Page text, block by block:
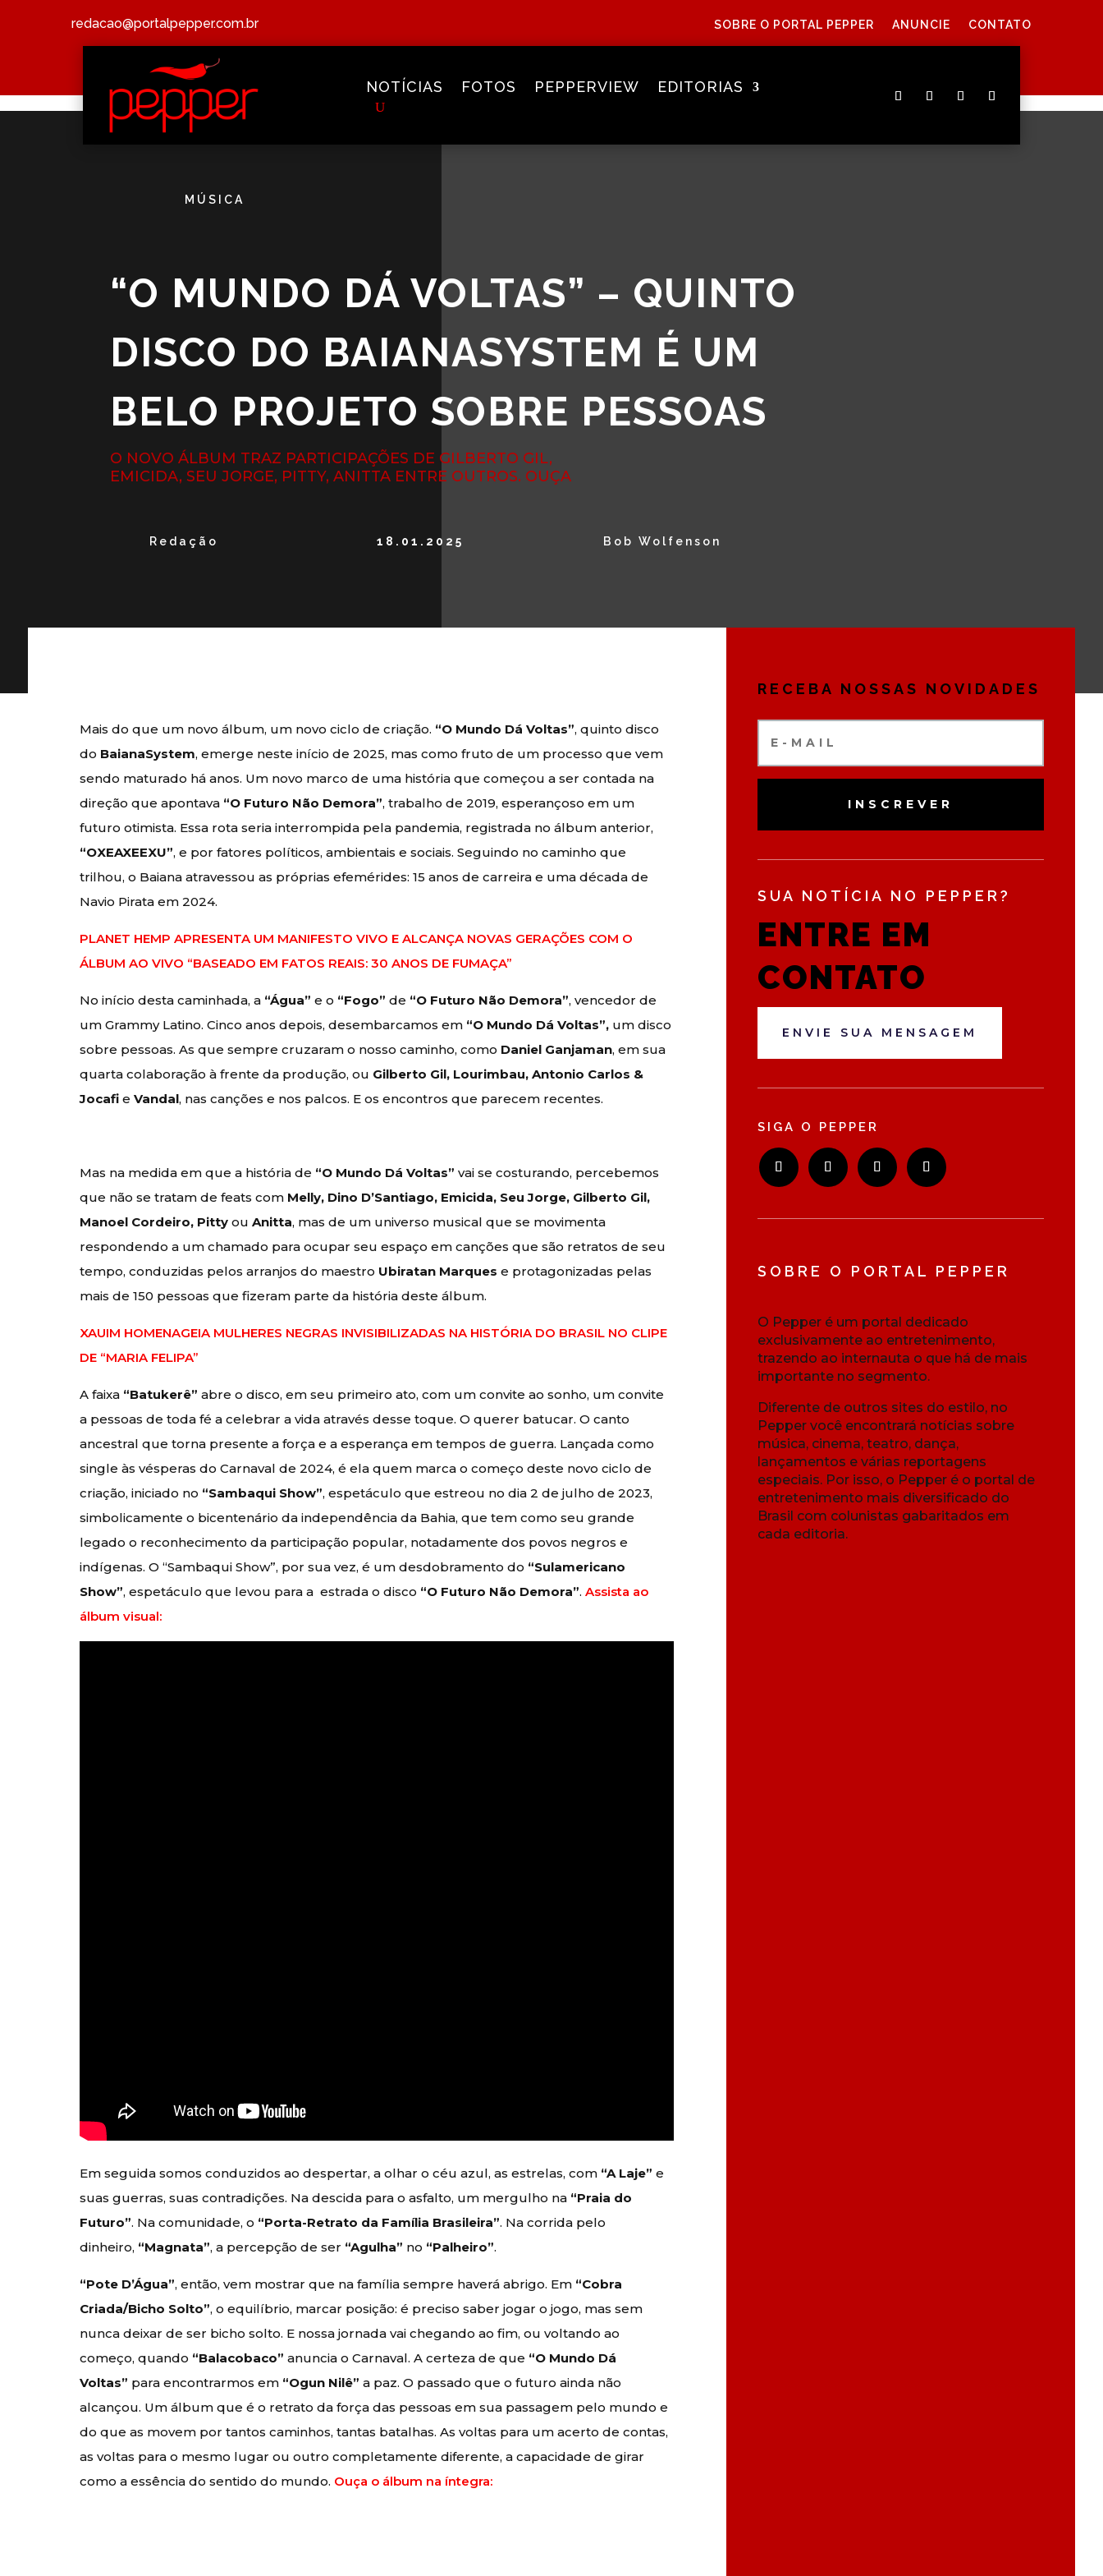
redacao@portalpepper.com.br SOBRE O PORTAL PEPPER ANUNCIE CONTATO
NOTÍCIAS FOTOS PEPPERVIEW EDITORIAS
MÚSICA
“O MUNDO DÁ VOLTAS” – QUINTO
DISCO DO BAIANASYSTEM É UM
BELO PROJETO SOBRE PESSOAS
O NOVO ÁLBUM TRAZ PARTICIPAÇÕES DE GILBERTO GIL,
EMICIDA, SEU JORGE, PITTY, ANITTA ENTRE OUTROS. OUÇA
Redação 18.01.2025 Bob Wolfenson
Mais do que um novo álbum, um novo ciclo de criação. “O Mundo Dá Voltas”, quinto disco
do BaianaSystem, emerge neste início de 2025, mas como fruto de um processo que vem
sendo maturado há anos. Um novo marco de uma história que começou a ser contada na
direção que apontava “O Futuro Não Demora”, trabalho de 2019, esperançoso em um
futuro otimista. Essa rota seria interrompida pela pandemia, registrada no álbum anterior,
“OXEAXEEXU”, e por fatores políticos, ambientais e sociais. Seguindo no caminho que
trilhou, o Baiana atravessou as próprias efemérides: 15 anos de carreira e uma década de
Navio Pirata em 2024.
PLANET HEMP APRESENTA UM MANIFESTO VIVO E ALCANÇA NOVAS GERAÇÕES COM O
ÁLBUM AO VIVO “BASEADO EM FATOS REAIS: 30 ANOS DE FUMAÇA”
No início desta caminhada, a “Água” e o “Fogo” de “O Futuro Não Demora”, vencedor de
um Grammy Latino. Cinco anos depois, desembarcamos em “O Mundo Dá Voltas”, um disco
sobre pessoas. As que sempre cruzaram o nosso caminho, como Daniel Ganjaman, em sua
quarta colaboração à frente da produção, ou Gilberto Gil, Lourimbau, Antonio Carlos &
Jocafi eVandal, nas canções e nos palcos. E os encontros que parecem recentes.
Mas na medida em que a história de “O Mundo Dá Voltas”vai se costurando, percebemos
que não se tratam de feats com Melly, Dino D’Santiago, Emicida, Seu Jorge, Gilberto Gil,
Manoel Cordeiro, Pitty ouAnitta, mas de um universo musical que se movimenta
respondendo a um chamado para ocupar seu espaço em canções que são retratos de seu
tempo, conduzidas pelos arranjos do maestro Ubiratan Marquese protagonizadas pelas
mais de 150 pessoas que fizeram parte da história deste álbum.
XAUIM HOMENAGEIA MULHERES NEGRAS INVISIBILIZADAS NA HISTÓRIA DO BRASIL NO CLIPE
DE “MARIA FELIPA”
A faixa “Batukerê” abre o disco, em seu primeiro ato, com um convite ao sonho, um convite
a pessoas de toda fé a celebrar a vida através desse toque. O querer batucar. O canto
ancestral que torna presente a força e a esperança em tempos de guerra. Lançada como
single às vésperas do Carnaval de 2024, é ela quem marca o começo deste novo ciclo de
criação, iniciado no “Sambaqui Show”, espetáculo que estreou no dia 2 de julho de 2023,
simbolicamente o bicentenário da independência da Bahia, que tem como seu grande
legado o reconhecimento da participação popular, notadamente dos povos negros e
indígenas. O “Sambaqui Show”, por sua vez, é um desdobramento do “Sulamericano
Show”, espetáculo que levou para a estrada o disco “O Futuro Não Demora”.Assista ao
álbum visual:
Em seguida somos conduzidos ao despertar, a olhar o céu azul, as estrelas, com “A Laje”e
suas guerras, suas contradições. Na descida para o asfalto, um mergulho na “Praia do
Futuro”. Na comunidade, o “Porta-Retrato da Família Brasileira”. Na corrida pelo
dinheiro, “Magnata”, a percepção de ser “Agulha” no “Palheiro”.
“Pote D’Água”, então, vem mostrar que na família sempre haverá abrigo. Em “Cobra
Criada/Bicho Solto”, o equilíbrio, marcar posição: é preciso saber jogar o jogo, mas sem
nunca deixar de ser bicho solto. E nossa jornada vai chegando ao fim, ou voltando ao
começo, quando “Balacobaco” anuncia o Carnaval. A certeza de que “O Mundo Dá
Voltas” para encontrarmos em “Ogun Nilê” a paz. O passado que o futuro ainda não
alcançou. Um álbum que é o retrato da força das pessoas em sua passagem pelo mundo e
do que as movem por tantos caminhos, tantas batalhas. As voltas para um acerto de contas,
as voltas para o mesmo lugar ou outro completamente diferente, a capacidade de girar
como a essência do sentido do mundo. Ouça o álbum na íntegra:
RECEBA NOSSAS NOVIDADES
INSCREVER
SUA NOTÍCIA NO PEPPER?
ENTRE EM
CONTATO
ENVIE SUA MENSAGEM
SIGA O PEPPER
SOBRE O PORTAL PEPPER
O Pepper é um portal dedicado
exclusivamente ao entretenimento,
trazendo ao internauta o que há de mais
importante no segmento.
Diferente de outros sites do estilo, no
Pepper você encontrará notícias sobre
música, cinema, teatro, dança,
lançamentos e várias reportagens
especiais. Por isso, o Pepper é o portal de
entretenimento mais diversificado do
Brasil com colunistas gabaritados em
cada editoria.